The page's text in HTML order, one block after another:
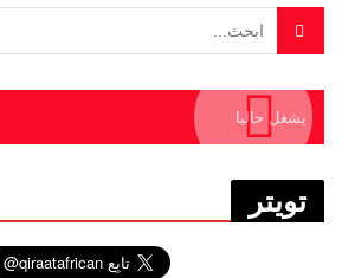
يشغل حاليا
تويتر